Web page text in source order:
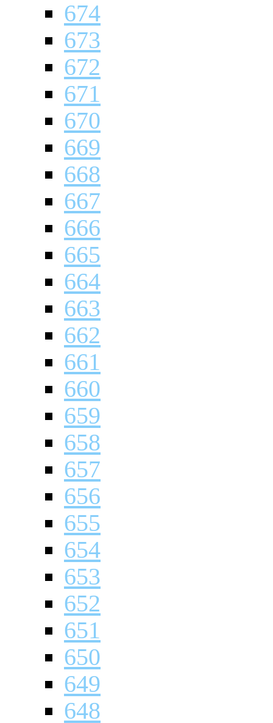
674
673
672
671
670
669
668
667
666
665
664
663
662
661
660
659
658
657
656
655
654
653
652
651
650
649
648